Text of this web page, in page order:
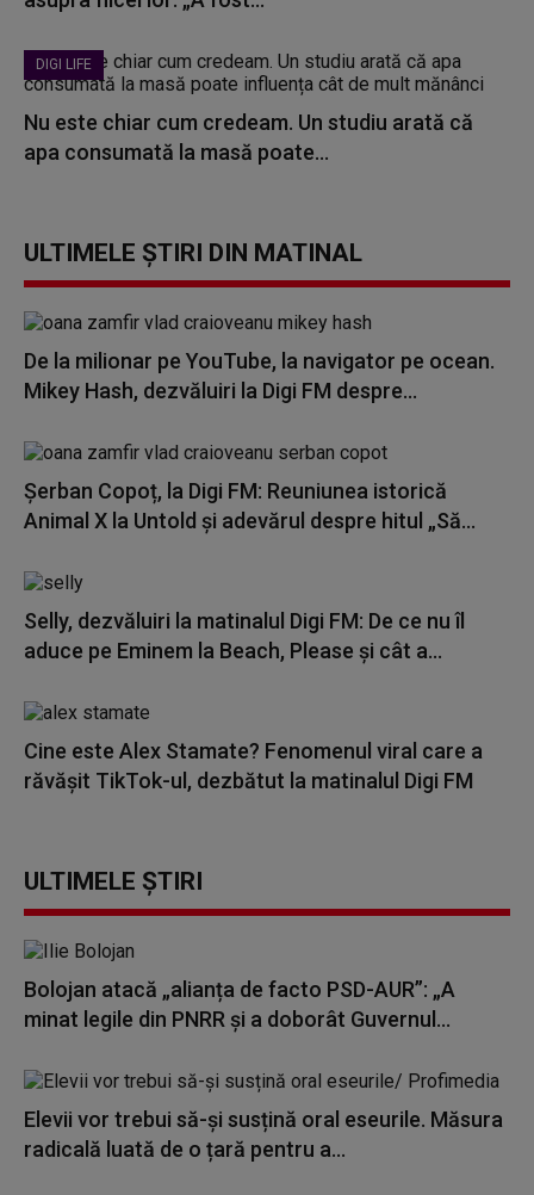
DIGI LIFE
Nu este chiar cum credeam. Un studiu arată că
apa consumată la masă poate...
ULTIMELE ȘTIRI DIN MATINAL
De la milionar pe YouTube, la navigator pe ocean.
Mikey Hash, dezvăluiri la Digi FM despre...
Șerban Copoț, la Digi FM: Reuniunea istorică
Animal X la Untold și adevărul despre hitul „Să...
Selly, dezvăluiri la matinalul Digi FM: De ce nu îl
aduce pe Eminem la Beach, Please și cât a...
Cine este Alex Stamate? Fenomenul viral care a
răvășit TikTok-ul, dezbătut la matinalul Digi FM
ULTIMELE ȘTIRI
Bolojan atacă „alianța de facto PSD-AUR”: „A
minat legile din PNRR și a doborât Guvernul...
Elevii vor trebui să-și susțină oral eseurile. Măsura
radicală luată de o țară pentru a...